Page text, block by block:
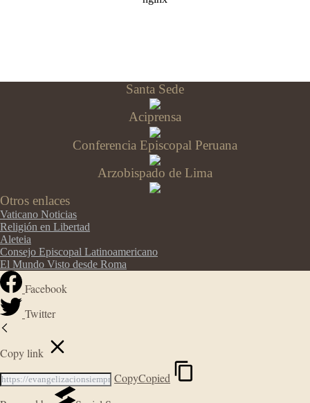
Santa Sede
Aciprensa
Conferencia Episcopal Peruana
Arzobispado de Lima
Otros enlaces
Vaticano Noticias
Religión en Libertad
Aleteia
Consejo Episcopal Latinoamericano
El Mundo Visto desde Roma
Facebook
Twitter
Copy link
CopyCopied